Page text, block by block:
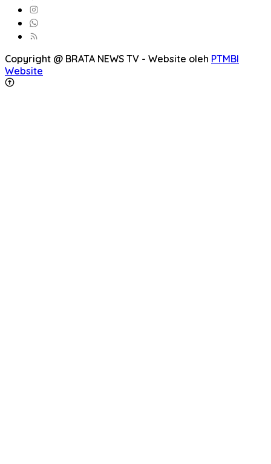
Copyright @ BRATA NEWS TV - Website oleh PTMBI
Website